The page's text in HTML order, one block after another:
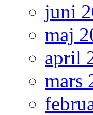
juni
maj
april
mars